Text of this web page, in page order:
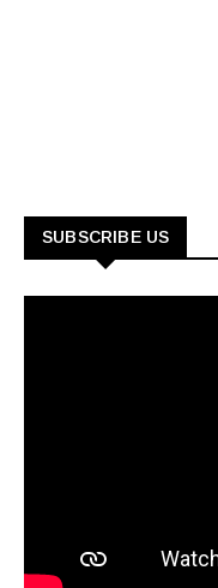
SUBSCRIBE US